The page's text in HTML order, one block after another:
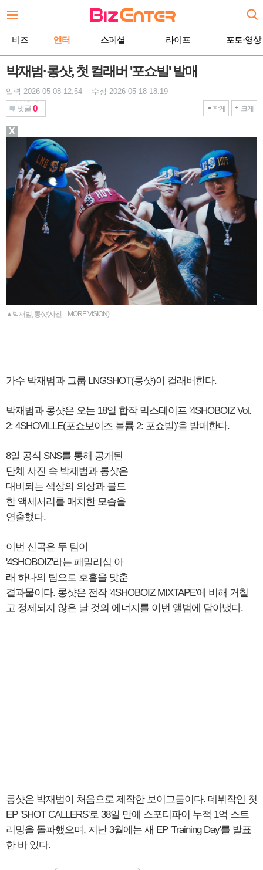
문
기
비즈 엔터 스페셜 라이프 포토·영상
박재범·롱샷, 첫 컬래버 '포쇼빌' 발매
입력 2026-05-08 12:54 수정 2026-05-18 18:19
댓글 0 작게 크게
▲박재범, 롱샷(사진 = MORE VISION)
가수 박재범과 그룹 LNGSHOT(롱샷)이 컬래버한다.
박재범과 롱샷은 오는 18일 합작 믹스테이프 '4SHOBOIZ Vol.
2: 4SHOVILLE(포쇼보이즈 볼륨 2: 포쇼빌)'을 발매한다.
8일 공식 SNS를 통해 공개된
단체 사진 속 박재범과 롱샷은
대비되는 색상의 의상과 볼드
한 액세서리를 매치한 모습을
연출했다.
​이번 신곡은 두 팀이
'4SHOBOIZ'라는 패밀리십 아
래 하나의 팀으로 호흡을 맞춘
결과물이다. 롱샷은 전작 '4SHOBOIZ MIXTAPE'에 비해 거칠
고 정제되지 않은 날 것의 에너지를 이번 앨범에 담아냈다.
롱샷은 박재범이 처음으로 제작한 보이그룹이다. 데뷔작인 첫
EP 'SHOT CALLERS'로 38일 만에 스포티파이 누적 1억 스트
리밍을 돌파했으며, 지난 3월에는 새 EP 'Training Day'를 발표
한 바 있다.
X